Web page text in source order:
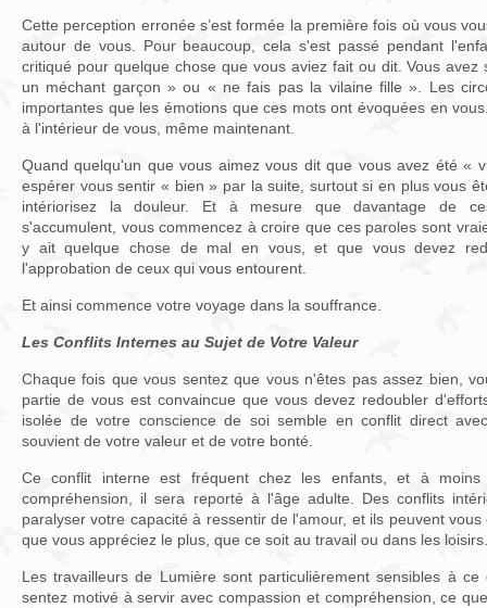
Cette perception erronée s’est formée la première fois où vous
autour de vous. Pour beaucoup, cela s'est passé pendant
critiqué pour quelque chose que vous aviez fait ou dit. Vous
un méchant garçon » ou « ne fais pas la vilaine fille ». Les
importantes que les émotions que ces mots ont évoquées en
à l'intérieur de vous, même maintenant.
Quand quelqu'un que vous aimez vous dit que vous avez été «
espérer vous sentir « bien » par la suite, surtout si en plus vous
intériorisez la douleur. Et à mesure que davantage de
s'accumulent, vous commencez à croire que ces paroles sont
y ait quelque chose de mal en vous, et que vous devez
l'approbation de ceux qui vous entourent.
Et ainsi commence votre voyage dans la souffrance.
Les Conflits Internes au Sujet de Votre Valeur
Chaque fois que vous sentez que vous n'êtes pas assez bien,
partie de vous est convaincue que vous devez redoubler
isolée de votre conscience de soi semble en conflit direct
souvient de votre valeur et de votre bonté.
Ce conflit interne est fréquent chez les enfants, et à moins
compréhension, il sera reporté à l'âge adulte. Des conflits
paralyser votre capacité à ressentir de l'amour, et ils peuvent
que vous appréciez le plus, que ce soit au travail ou dans les loisirs.
Les travailleurs de Lumière sont particulièrement sensibles à
sentez motivé à servir avec compassion et compréhension, ce